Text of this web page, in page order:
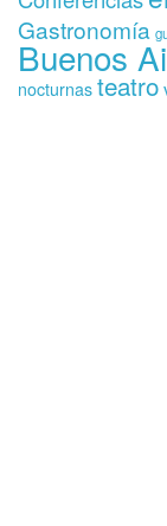
Gastronomía
Buenos
nocturnas teatro